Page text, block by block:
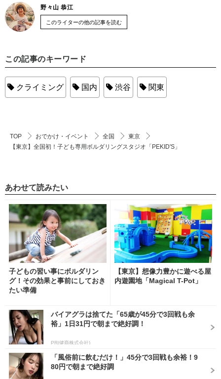
野々山 恭江
このライターの他の記事を読む
この記事のキーワード
クライミング 国内 渋谷 関東
TOP おでかけ・イベント 全国
東京
【東京】全国初！子ども専用ボルダリングスタジオ「PEKID'S」
あわせて読みたい
子どもの習い事にボルダリン
グ！その効果と事前にしておき
たい準備
【東京】想像力豊かに遊べる屋
内遊園地「Magical T-Pot」
バイアグラは捨てた「65歳が45分で3回戦も余
裕」1日31円で朝まで絶好調！
PR(健商株式会社)
「風俗前に飲むだけ！」45分で3回戦も余裕！9
80円で朝まで絶好調